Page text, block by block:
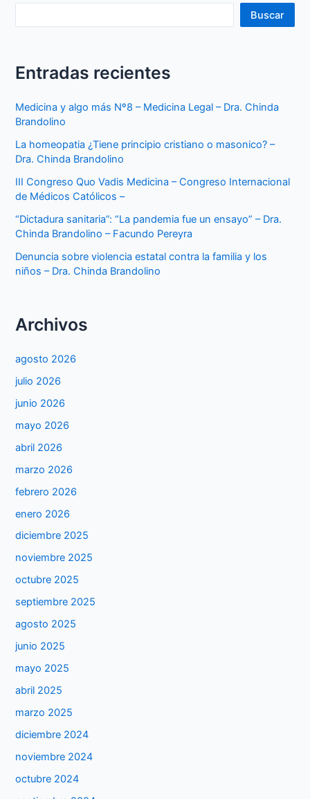
Buscar
Entradas recientes
Medicina y algo más Nº8 – Medicina Legal – Dra. Chinda
Brandolino
La homeopatia ¿Tiene principio cristiano o masonico? –
Dra. Chinda Brandolino
III Congreso Quo Vadis Medicina – Congreso Internacional
de Médicos Católicos –
“Dictadura sanitaria”: “La pandemia fue un ensayo” – Dra.
Chinda Brandolino – Facundo Pereyra
Denuncia sobre violencia estatal contra la familia y los
niños – Dra. Chinda Brandolino
Archivos
agosto 2026
julio 2026
junio 2026
mayo 2026
abril 2026
marzo 2026
febrero 2026
enero 2026
diciembre 2025
noviembre 2025
octubre 2025
septiembre 2025
agosto 2025
junio 2025
mayo 2025
abril 2025
marzo 2025
diciembre 2024
noviembre 2024
octubre 2024